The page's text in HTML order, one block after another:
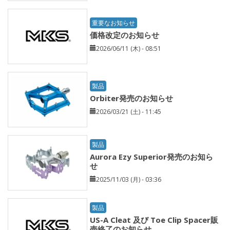
重要なお知らせ
価格改定のお知らせ
2026/06/11 (木) - 08:51
製品
Orbiter発売のお知らせ
2026/03/21 (土) - 11:45
製品
Aurora Ezy Superior発売のお知ら
せ
2025/11/03 (月) - 03:36
製品
US-A Cleat 及び Toe Clip Spacer販